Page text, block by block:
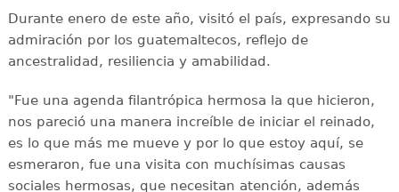
Durante enero de este año, visitó el país, expresando su
admiración por los guatemaltecos, reflejo de
ancestralidad, resiliencia y amabilidad.
"Fue una agenda filantrópica hermosa la que hicieron,
nos pareció una manera increíble de iniciar el reinado,
es lo que más me mueve y por lo que estoy aquí, se
esmeraron, fue una visita con muchísimas causas
sociales hermosas, que necesitan atención, además